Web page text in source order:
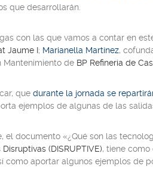
que desarrollarán.
con las que vamos a contar en
Jaume I; Marianella Martínez,
Mantenimiento de BP Refinería de
que durante la jornada se
ejemplos de algunas de las
el documento «¿Qué son las
(DISRUPTIVE), tiene
como aportar algunos ejemplos de